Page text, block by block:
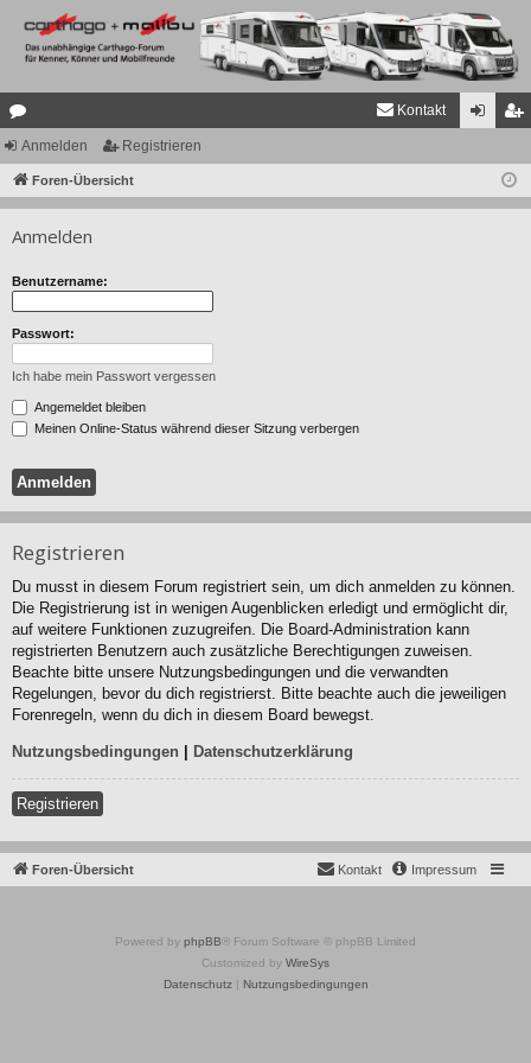
or
en
Kontakt
ist
Anmelden Registrieren
Foren-Übersicht
Anmelden
Benutzername:
Passwort:
Ich habe mein Passwort vergessen
Angemeldet bleiben
Meinen Online-Status während dieser Sitzung verbergen
Registrieren
Du musst in diesem Forum registriert sein, um dich anmelden zu können.
Die Registrierung ist in wenigen Augenblicken erledigt und ermöglicht dir,
auf weitere Funktionen zuzugreifen. Die Board-Administration kann
registrierten Benutzern auch zusätzliche Berechtigungen zuweisen.
Beachte bitte unsere Nutzungsbedingungen und die verwandten
Regelungen, bevor du dich registrierst. Bitte beachte auch die jeweiligen
Forenregeln, wenn du dich in diesem Board bewegst.
Nutzungsbedingungen | Datenschutzerklärung
Registrieren
Foren-Übersicht Impressum
Kontakt
Powered by phpBB ® Forum Software © phpBB Limited
Customized by WireSys
Datenschutz| Nutzungsbedingungen